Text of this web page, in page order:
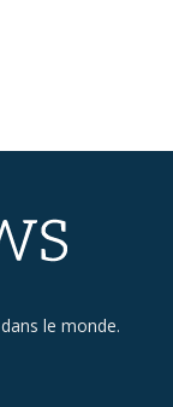
le monde.